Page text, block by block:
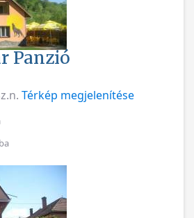
Panzió
Térkép megjelenítése